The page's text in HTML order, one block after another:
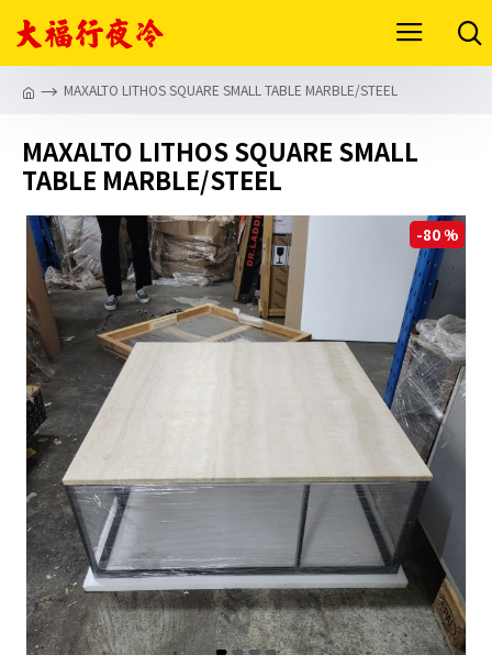
MAXALTO LITHOS SQUARE SMALL TABLE MARBLE/STEEL
MAXALTO LITHOS SQUARE SMALL
TABLE MARBLE/STEEL
-80 %